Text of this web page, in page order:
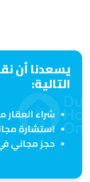
يسعدنا أن
التالية:
شراء
استشارة
حجز مجاني